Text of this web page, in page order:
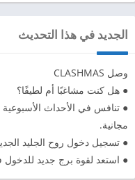
الجديد في هذا التحديث
وصل CLASHMAS
● هل كنت مشاغبًا أم لطيفًا؟
● تنافس في الأحداث
مجانية.
● تسجيل دخول روح الجليد
● استعد لقوة برج جديد للدخول في